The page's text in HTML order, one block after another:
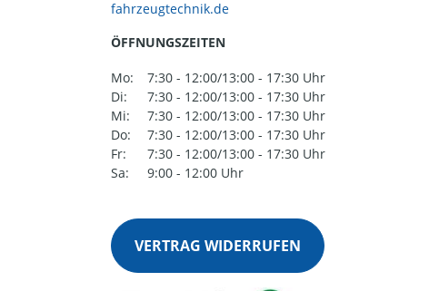
ÖFFNUNGSZEITEN
Mo:
7:30 - 12:00/13:00 - 17:30 Uhr
Di:
7:30 - 12:00/13:00 - 17:30 Uhr
Mi:
7:30 - 12:00/13:00 - 17:30 Uhr
Do:
7:30 - 12:00/13:00 - 17:30 Uhr
Fr:
7:30 - 12:00/13:00 - 17:30 Uhr
Sa:
9:00 - 12:00 Uhr
VERTRAG WIDERRUFEN